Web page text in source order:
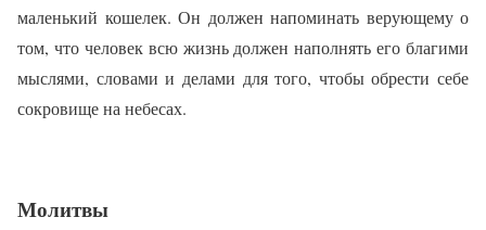
маленький кошелек. Он должен напоминать верующему о
том, что человек всю жизнь должен наполнять его благими
мыслями, словами и делами для того, чтобы обрести себе
сокровище на небесах.
Молитвы